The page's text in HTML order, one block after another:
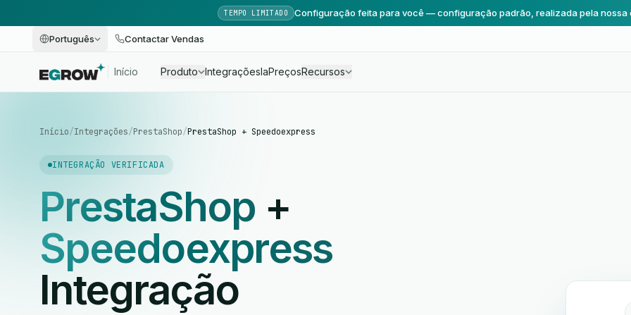
TEMPO LIMITADO Configuração feita para você — configuração padrão, realizada pela nossa
Português Contactar Vendas
Início Produto IntegraçõesIaPreçosRecursos
Início/Integrações/PrestaShop/PrestaShop + Speedoexpress
INTEGRAÇÃO VERIFICADA
PrestaShop +
Speedoexpress
Integração